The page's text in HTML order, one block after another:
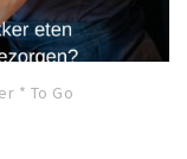
* To Go